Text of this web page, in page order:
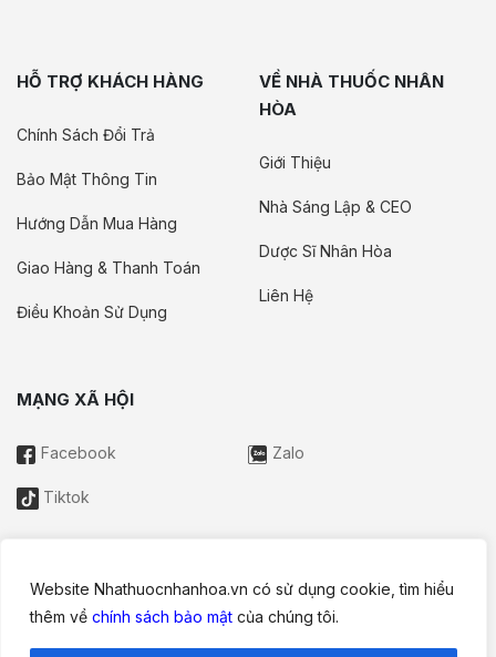
Website Nhathuocnhanhoa.vn có sử dụng cookie, tìm hiểu
thêm về chính sách bảo mật của chúng tôi.
HỖ TRỢ KHÁCH HÀNG
Chính Sách Đổi Trả
Bảo Mật Thông Tin
Hướng Dẫn Mua Hàng
Giao Hàng & Thanh Toán
Điều Khoản Sử Dụng
VỀ NHÀ THUỐC NHÂN
HÒA
Giới Thiệu
Nhà Sáng Lập & CEO
Dược Sĩ Nhân Hòa
Liên Hệ
MẠNG XÃ HỘI
Facebook Zalo
Tiktok
Thông tin trên website này chỉ mang tính chất nội bộ tham khảo;